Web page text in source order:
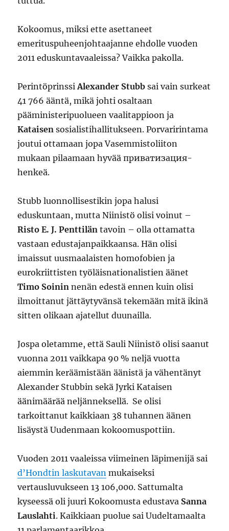
Kokoomus, miksi ette asettaneet
emerituspuheenjohtaajanne ehdolle vuoden
2011 eduskuntavaaleissa? Vaikka pakolla.
PerintöprinssiAlexander Stubb sai vain surkeat
41 766 ääntä, mikä johti osaltaan
pääministeripuolueen vaalitappioon ja
Kataisen sosialistihallitukseen. Porvaririntama
joutui ottamaan jopa Vasemmistoliiton
mukaan pilaamaan hyvää приватизация-
henkeä.
Stubb luonnollisestikin jopa halusi
eduskuntaan, mutta Niinistö olisi voinut –
Risto E. J. Penttilän tavoin – olla ottamatta
vastaan edustajanpaikkaansa. Hän olisi
imaissut uusmaalaisten homofobien ja
eurokriittisten työläisnationalistien äänet
Timo Soinin nenän edestä ennen kuin olisi
ilmoittanut jättäytyvänsä tekemään mitä ikinä
sitten olikaan ajatellut duunailla.
Jospa oletamme, että Sauli Niinistö olisi saanut
vuonna 2011 vaikkapa 90 % neljä vuotta
aiemmin keräämistään äänistä ja vähentänyt
Alexander Stubbin sekä Jyrki Kataisen
äänimäärää neljänneksellä. Se olisi
tarkoittanut kaikkiaan 38 tuhannen äänen
lisäystä Uudenmaan kokoomuspottiin.
Vuoden 2011 vaaleissa viimeinen läpimenijä sai
d’Hondtin laskutavan mukaiseksi
vertausluvukseen 13 106,000. Sattumalta
kyseessä oli juuri Kokoomusta edustava Sanna
Lauslahti. Kaikkiaan puolue sai Uudeltamaalta